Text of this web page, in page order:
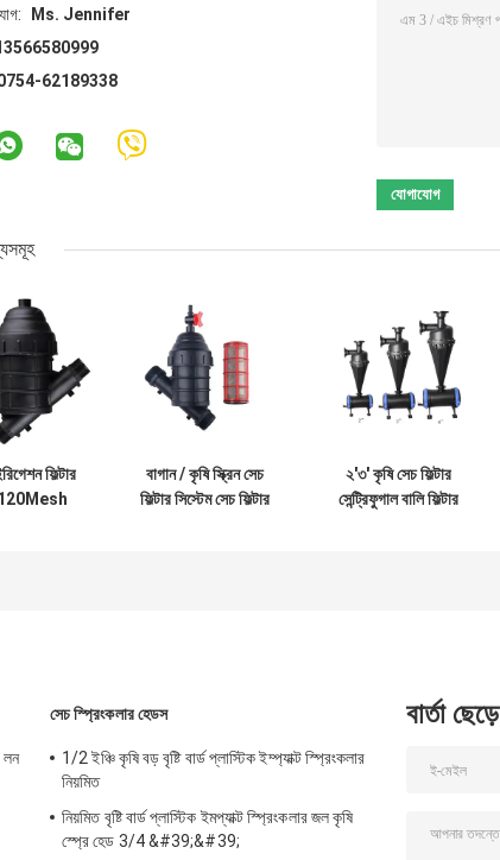
Ms. Jennifer
62189338
ফিল্টার
120Mesh
বাগান / কৃষি স্ক্রিন সেচ
ফিল্টার সিস্টেম সেচ ফিল্টার
২'৩' কৃষি সেচ ফিল্টার
সেন্ট্রিফুগাল বালি ফিল্টার
লন
সেচ স্প্রিংকলার হেডস
1/2 ইঞ্চি কৃষি বড় বৃষ্টি বার্ড প্লাস্টিক ইম্প্যাক্ট স্প্রিংকলার
নিয়মিত
নিয়মিত বৃষ্টি বার্ড প্লাস্টিক ইমপ্যাক্ট স্প্রিংকলার জল কৃষি
স্প্রে হেড 3/4 &#39;&#39;
বার্তা ছেড়ে